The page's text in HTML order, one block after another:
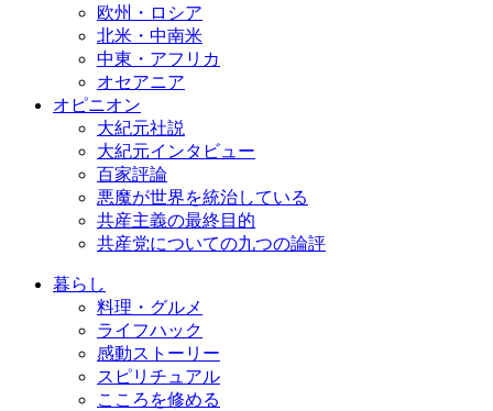
欧州・ロシア
北米・中南米
中東・アフリカ
オセアニア
オピニオン
大紀元社説
大紀元インタビュー
百家評論
悪魔が世界を統治している
共産主義の最終目的
共産党についての九つの論評
暮らし
料理・グルメ
ライフハック
感動ストーリー
スピリチュアル
こころを修める